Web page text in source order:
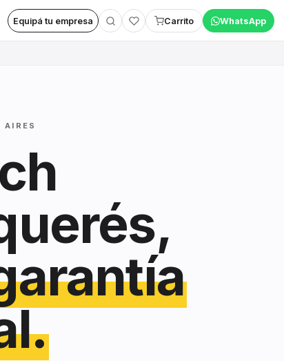
Equipá tu empresa Carrito WhatsApp
AIRES